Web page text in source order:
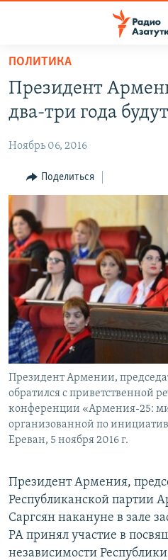
Перейти
основному
содержанию
навигации
Перейти
поиску
НОВОСТИ
ПОЛИТИКА
ОБЩЕСТВО
ЭКОНОМИКА
НАГОРНЫЙ КАРАБАХ
КУЛЬТУРА
СПОРТ
АРХИВ
Հայերեն
English
Русский
Все сайты Радио Азатутюн
ПОЛИТИКА
Президент
два-три года
Ноябрь 06, 2016
Поделиться
Президент Армении,
обратился с приветственной
конференции «Армения-25:
организованной по
Ереван, 5 ноября 2016 г.
Президент Армения,
Республиканской партии
Саргсян накануне в зале
РА принял участие в
независимости